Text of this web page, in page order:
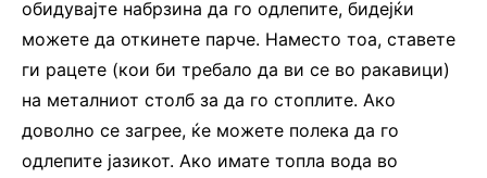
обидувајте набрзина да го одлепите, бидејќи
можете да откинете парче. Наместо тоа, ставете
ги рацете (кои би требало да ви се во ракавици)
на металниот столб за да го стоплите. Ако
доволно се загрее, ќе можете полека да го
одлепите јазикот. Ако имате топла вода во